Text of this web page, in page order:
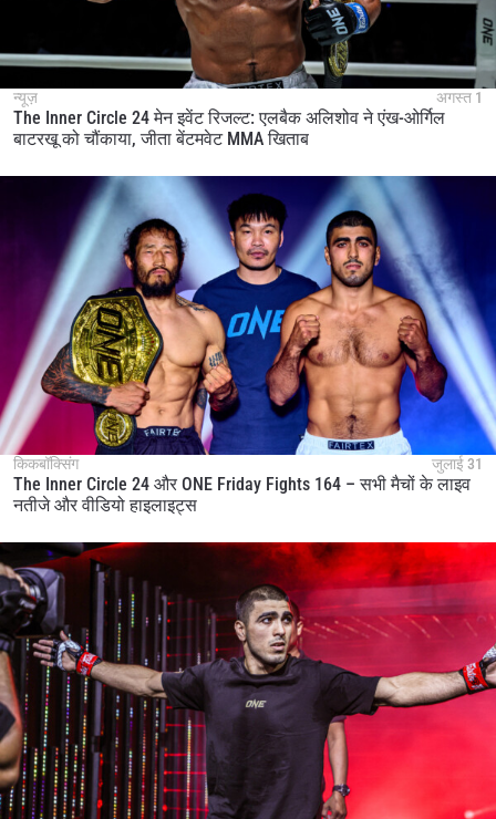
न्यूज़ अगस्त 1
The Inner Circle 24 मेन इवेंट रिजल्ट: एलबैक अलिशोव ने एंख-ओर्गिल
बाटरखू को चौंकाया, जीता बेंटमवेट MMA खिताब
किकबॉक्सिंग जुलाई 31
The Inner Circle 24 और ONE Friday Fights 164 – सभी मैचों के लाइव
नतीजे और वीडियो हाइलाइट्स